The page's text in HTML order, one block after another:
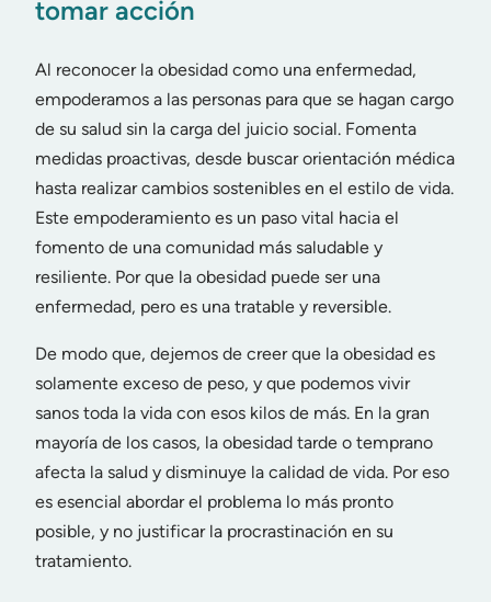
tomar acción
Al reconocer la obesidad como una enfermedad,
empoderamos a las personas para que se hagan cargo
de su salud sin la carga del juicio social. Fomenta
medidas proactivas, desde buscar orientación médica
hasta realizar cambios sostenibles en el estilo de vida.
Este empoderamiento es un paso vital hacia el
fomento de una comunidad más saludable y
resiliente. Por que la obesidad puede ser una
enfermedad, pero es una tratable y reversible.
De modo que, dejemos de creer que la obesidad es
solamente exceso de peso, y que podemos vivir
sanos toda la vida con esos kilos de más. En la gran
mayoría de los casos, la obesidad tarde o temprano
afecta la salud y disminuye la calidad de vida. Por eso
es esencial abordar el problema lo más pronto
posible, y no justificar la procrastinación en su
tratamiento.